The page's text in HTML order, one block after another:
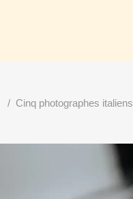
/ Cinq photographes